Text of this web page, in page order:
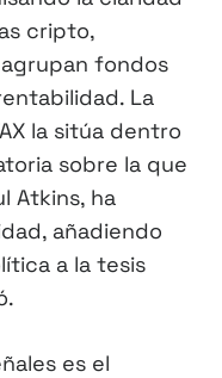
cripto,
fondos
La
la sitúa dentro
sobre la que
Atkins, ha
añadiendo
a la tesis
es el